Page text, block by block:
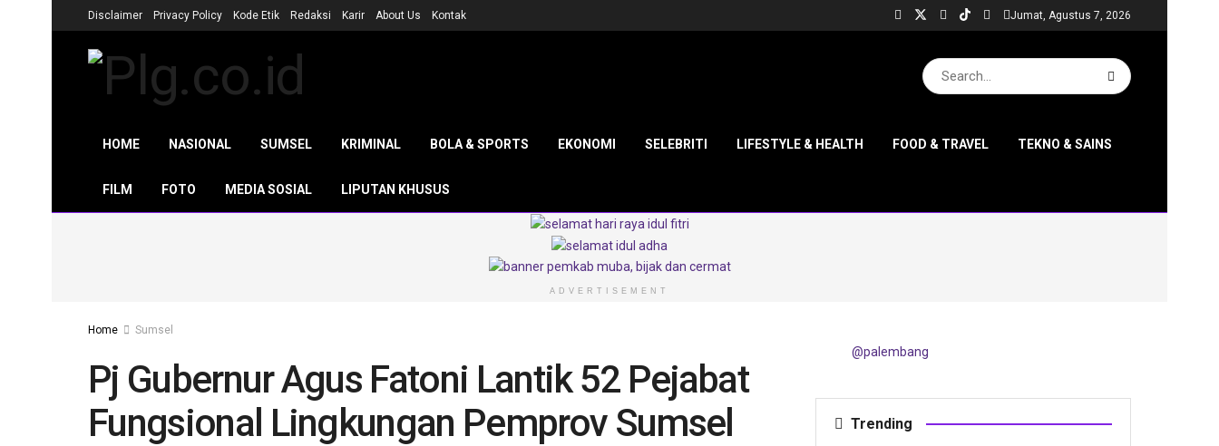
Disclaimer Privacy Policy Kode Etik Redaksi Karir About Us Kontak Jumat, Agustus 7, 2026
HOME NASIONAL SUMSEL KRIMINAL BOLA & SPORTS EKONOMI SELEBRITI LIFESTYLE & HEALTH FOOD & TRAVEL TEKNO & SAINS
FILM FOTO MEDIA SOSIAL LIPUTAN KHUSUS
ADVERTISEMENT
Home Sumsel
Pj Gubernur Agus Fatoni Lantik 52 Pejabat
Fungsional Lingkungan Pemprov Sumsel
@palembang
Trending